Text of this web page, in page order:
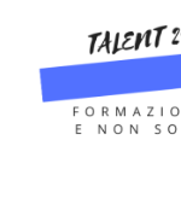
contenuto